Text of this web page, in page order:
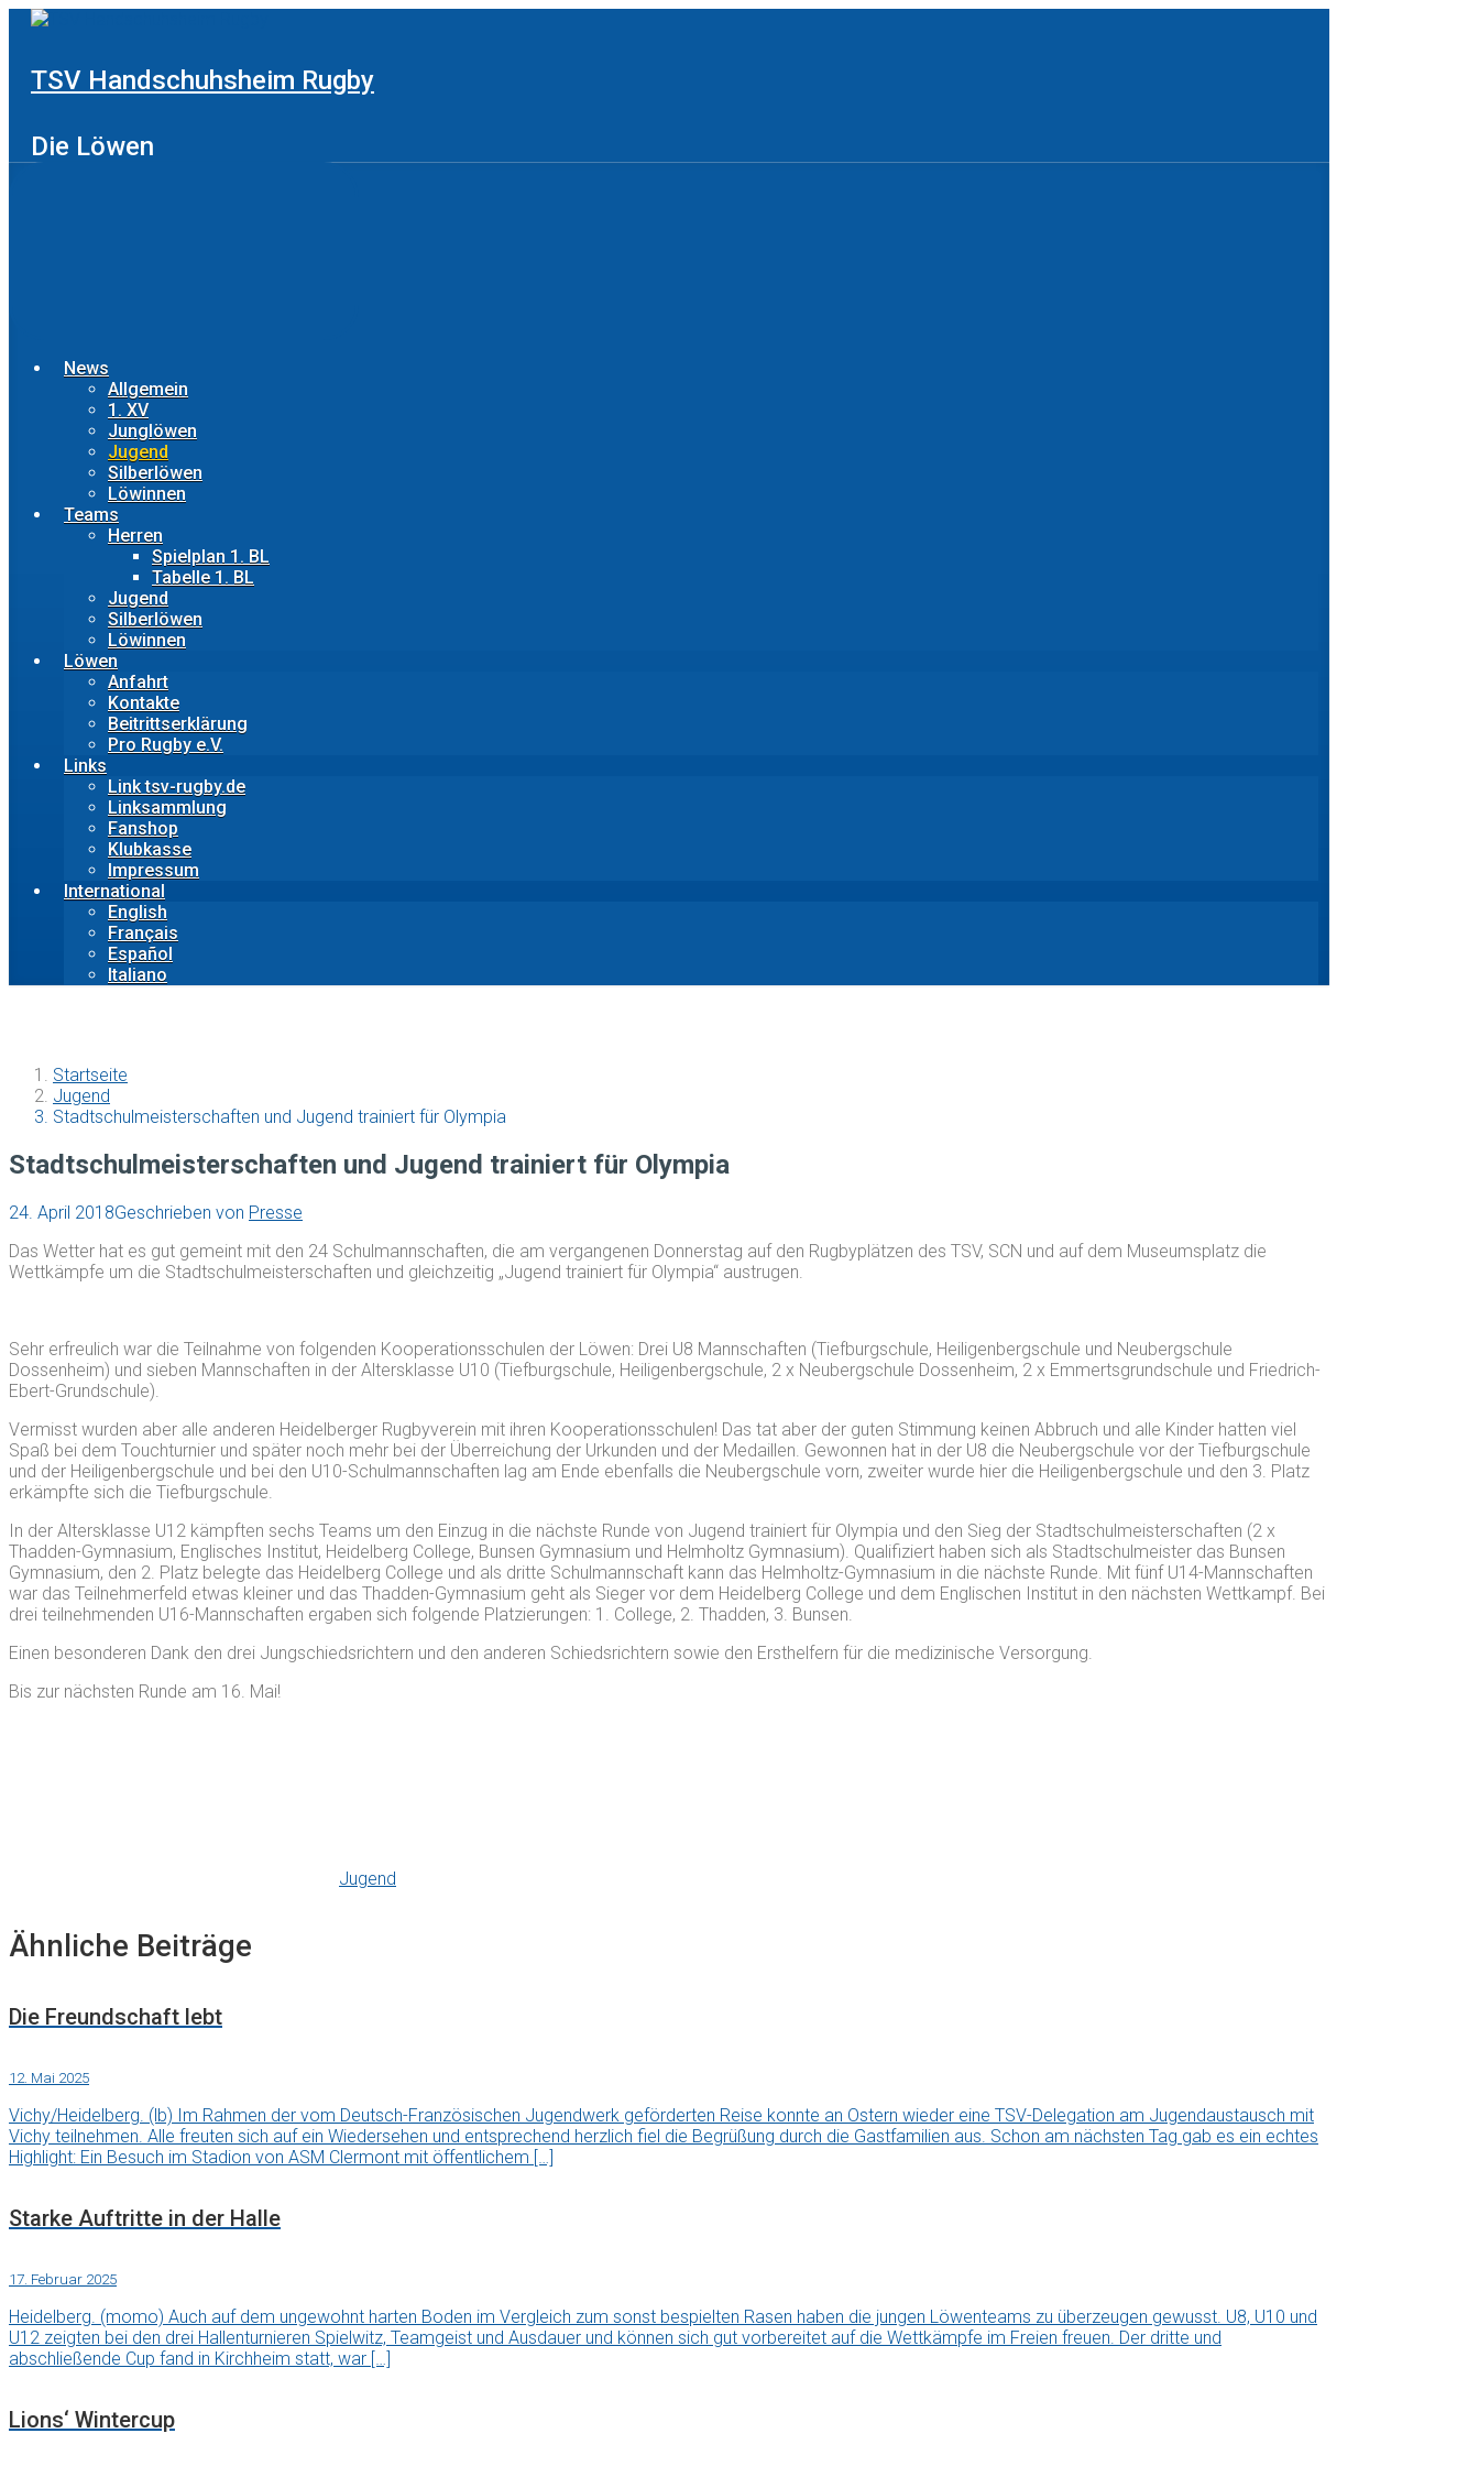
Zum
TSV Handschuhsheim Rugby
Die Löwen
News
Allgemein
1. XV
Junglöwen
Jugend
Silberlöwen
Löwinnen
Teams
Herren
Spielplan 1. BL
Tabelle 1. BL
Jugend
Silberlöwen
Löwinnen
Löwen
Anfahrt
Kontakte
Beitrittserklärung
Pro Rugby e.V.
Links
Link tsv-rugby.de
Linksammlung
Fanshop
Klubkasse
Impressum
International
English
Français
Español
Italiano
Startseite
Jugend
Stadtschulmeisterschaften und Jugend trainiert für Olympia
Stadtschulmeisterschaften und Jugend trainiert für Olympia
24. April 2018Geschrieben von Presse
Das Wetter hat es gut gemeint mit den 24 Schulmannschaften, die am vergangenen Donnerstag auf den Rugbyplätzen des TSV, SCN und auf dem Museumsplatz die
Wettkämpfe um die Stadtschulmeisterschaften und gleichzeitig „Jugend trainiert für Olympia“ austrugen.
Sehr erfreulich war die Teilnahme von folgenden Kooperationsschulen der Löwen: Drei U8 Mannschaften (Tiefburgschule, Heiligenbergschule und Neubergschule
Dossenheim) und sieben Mannschaften in der Altersklasse U10 (Tiefburgschule, Heiligenbergschule, 2 x Neubergschule Dossenheim, 2 x Emmertsgrundschule und Friedrich-
Ebert-Grundschule).
Vermisst wurden aber alle anderen Heidelberger Rugbyverein mit ihren Kooperationsschulen! Das tat aber der guten Stimmung keinen Abbruch und alle Kinder hatten viel
Spaß bei dem Touchturnier und später noch mehr bei der Überreichung der Urkunden und der Medaillen. Gewonnen hat in der U8 die Neubergschule vor der Tiefburgschule
und der Heiligenbergschule und bei den U10-Schulmannschaften lag am Ende ebenfalls die Neubergschule vorn, zweiter wurde hier die Heiligenbergschule und den 3. Platz
erkämpfte sich die Tiefburgschule.
In der Altersklasse U12 kämpften sechs Teams um den Einzug in die nächste Runde von Jugend trainiert für Olympia und den Sieg der Stadtschulmeisterschaften (2 x
Thadden-Gymnasium, Englisches Institut, Heidelberg College, Bunsen Gymnasium und Helmholtz Gymnasium). Qualifiziert haben sich als Stadtschulmeister das Bunsen
Gymnasium, den 2. Platz belegte das Heidelberg College und als dritte Schulmannschaft kann das Helmholtz-Gymnasium in die nächste Runde. Mit fünf U14-Mannschaften
war das Teilnehmerfeld etwas kleiner und das Thadden-Gymnasium geht als Sieger vor dem Heidelberg College und dem Englischen Institut in den nächsten Wettkampf. Bei
drei teilnehmenden U16-Mannschaften ergaben sich folgende Platzierungen: 1. College, 2. Thadden, 3. Bunsen.
Einen besonderen Dank den drei Jungschiedsrichtern und den anderen Schiedsrichtern sowie den Ersthelfern für die medizinische Versorgung.
Bis zur nächsten Runde am 16. Mai!
Jugend
Ähnliche Beiträge
Die Freundschaft lebt
12. Mai 2025
Vichy/Heidelberg. (lb) Im Rahmen der vom Deutsch-Französischen Jugendwerk geförderten Reise konnte an Ostern wieder eine TSV-Delegation am Jugendaustausch mit
Vichy teilnehmen. Alle freuten sich auf ein Wiedersehen und entsprechend herzlich fiel die Begrüßung durch die Gastfamilien aus. Schon am nächsten Tag gab es ein echtes
Highlight: Ein Besuch im Stadion von ASM Clermont mit öffentlichem […]
Starke Auftritte in der Halle
17. Februar 2025
Heidelberg. (momo) Auch auf dem ungewohnt harten Boden im Vergleich zum sonst bespielten Rasen haben die jungen Löwenteams zu überzeugen gewusst. U8, U10 und
U12 zeigten bei den drei Hallenturnieren Spielwitz, Teamgeist und Ausdauer und können sich gut vorbereitet auf die Wettkämpfe im Freien freuen. Der dritte und
abschließende Cup fand in Kirchheim statt, war […]
Lions‘ Wintercup